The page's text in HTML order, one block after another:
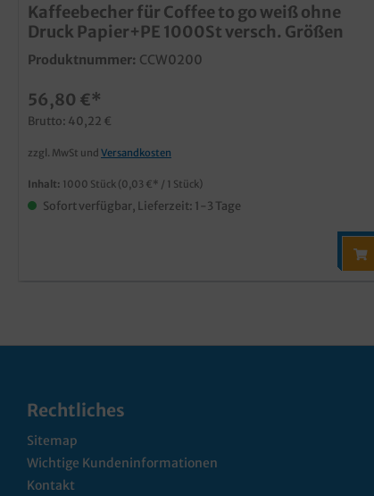
Kaffeebecher für Coffee to go weiß ohne
Druck Papier+PE 1000St versch. Größen
Produktnummer: CCW0200
56,80 €*
Brutto: 40,22 €
zzgl. MwSt und Versandkosten
Inhalt: 1000 Stück (0,03 €* / 1 Stück)
Sofort verfügbar, Lieferzeit: 1-3 Tage
Rechtliches
Sitemap
Wichtige Kundeninformationen
Kontakt